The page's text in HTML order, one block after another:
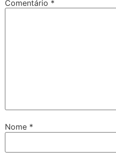
Comentário *
Nome *